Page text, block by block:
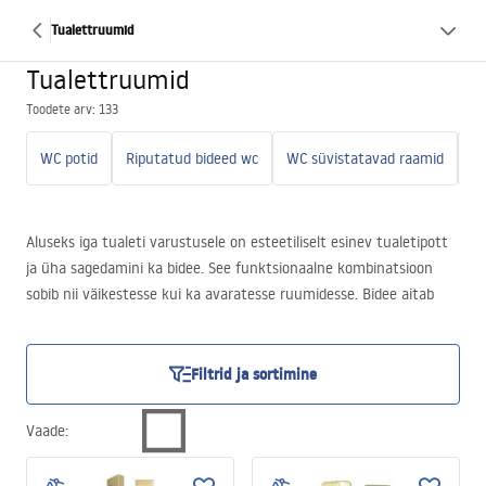
Tualettruumid
Tualettruumid
Toodete arv: 133
WC potid Riputatud bideed wc WC süvistatavad raamid
Aluseks iga tualeti varustusele on esteetiliselt esinev tualetipott
ja üha sagedamini ka bidee. See funktsionaalne kombinatsioon
sobib nii väikestesse kui ka avaratesse ruumidesse. Bidee aitab
komplekte, mis koosnevad mõlemast omavahel ideaalselt
sobitatud elemendist. See on suurepärane valik kõigile, kes
unistavad stiilsest tualetist, mis täidab oma funktsioone 100%.
Meie pakutavad sanitaartooted erinevad konstruktsioonitüübi ja
viimistlusviisi poolest, mistõttu saab neid hõlpsasti kohandada
vastavalt oma vajadustele ja sisekujunduse visioonile.
Filtrid ja sortimine
Vaade: